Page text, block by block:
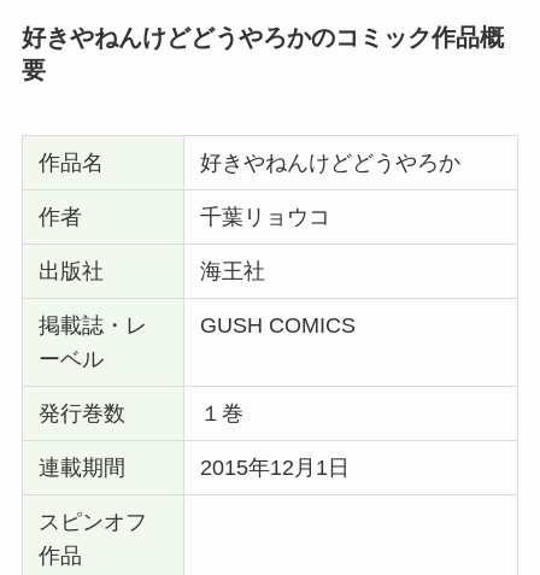
好きやねんけどどうやろかのコミック作品概
要
作品名 好きやねんけどどうやろか
作者 千葉リョウコ
出版社 海王社
掲載誌・レ
ーベル
GUSH COMICS
発行巻数 １巻
連載期間 2015年12月1日
スピンオフ
作品